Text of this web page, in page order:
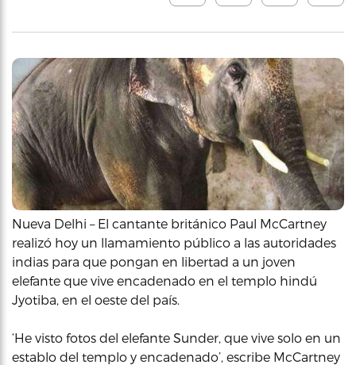
Nueva Delhi – El cantante británico Paul McCartney
realizó hoy un llamamiento público a las autoridades
indias para que pongan en libertad a un joven
elefante que vive encadenado en el templo hindú
Jyotiba, en el oeste del país.
‘He visto fotos del elefante Sunder, que vive solo en un
establo del templo y encadenado’, escribe McCartney